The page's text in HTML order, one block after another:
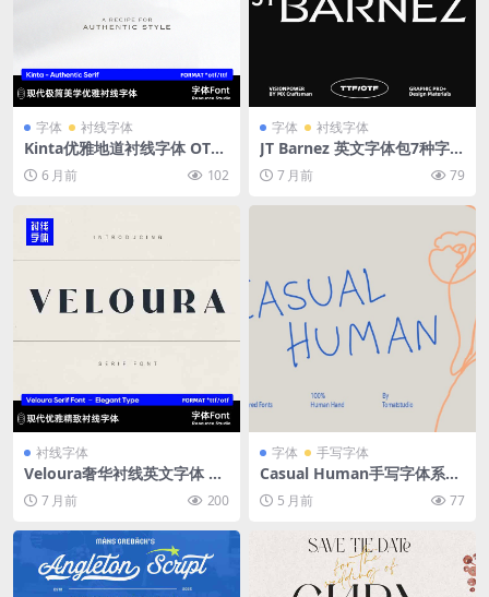
字体 衬线字体
Kinta优雅地道衬线字体 OTF/
TTF格式 经典现代融合设计 多
语言支持品牌印刷通用 Kinta
– Authentic Serif
6 月前 102
字体 衬线字体
JT Barnez 英文字体包7种字重
OTF/TTF文件 现代极简混合衬
线无衬线排版设计素材 Mode
rn Sharp Serif
7 月前 79
衬线字体
Veloura奢华衬线英文字体 高
对比度复古剪裁 适合美妆时尚
品牌高端包装设计OTF/TTF O
ZAAN – A Sophisticated Mo
dern Serif
7 月前 200
字体 手写字体
Casual Human手写字体系列
常规与粗体双版本 天然粗糙感
儿童自然主题设计OTF文件 Ca
sual Human Fonts
5 月前 77